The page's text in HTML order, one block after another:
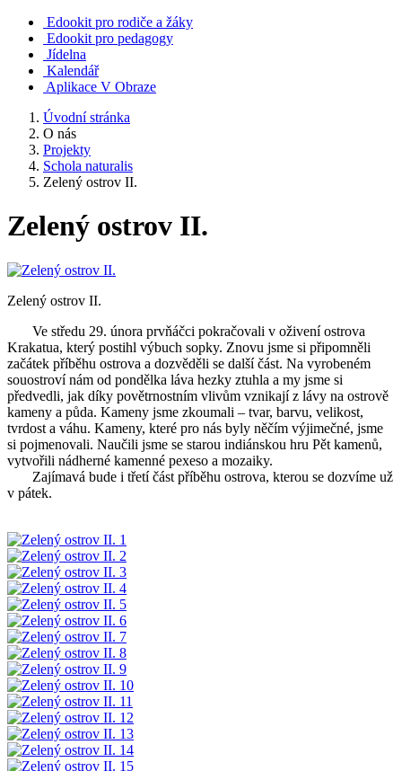
Edookit pro rodiče a žáky
Edookit pro pedagogy
Jídelna
Kalendář
Aplikace V Obraze
Úvodní stránka
O nás
Projekty
Schola naturalis
Zelený ostrov II.
Zelený ostrov II.
Zelený ostrov II.
Ve středu 29. února prvňáčci pokračovali v oživení ostrova
Krakatua, který postihl výbuch sopky. Znovu jsme si připomněli
začátek příběhu ostrova a dozvěděli se další část. Na vyrobeném
souostroví nám od pondělka láva hezky ztuhla a my jsme si
předvedli, jak díky povětrnostním vlivům vznikají z lávy na ostrově
kameny a půda. Kameny jsme zkoumali – tvar, barvu, velikost,
tvrdost a váhu. Kameny, které pro nás byly něčím výjimečné, jsme
si pojmenovali. Naučili jsme se starou indiánskou hru Pět kamenů,
vytvořili nádherné kamenné pexeso a mozaiky.
Zajímavá bude i třetí část příběhu ostrova, kterou se dozvíme už
v pátek.